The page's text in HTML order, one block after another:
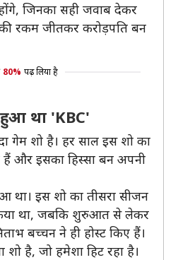
जिनका सही जवाब देकर
की रकम जीतकर करोड़पति बन
80% पढ़ लिया है
था 'KBC'
गेम शो है। हर साल इस शो का
और इसका हिस्सा बन अपनी
था। इस शो का तीसरा सीजन
था, जबकि शुरुआत से लेकर
बच्चन ने ही होस्ट किए हैं।
शो है, जो हमेशा हिट रहा है।